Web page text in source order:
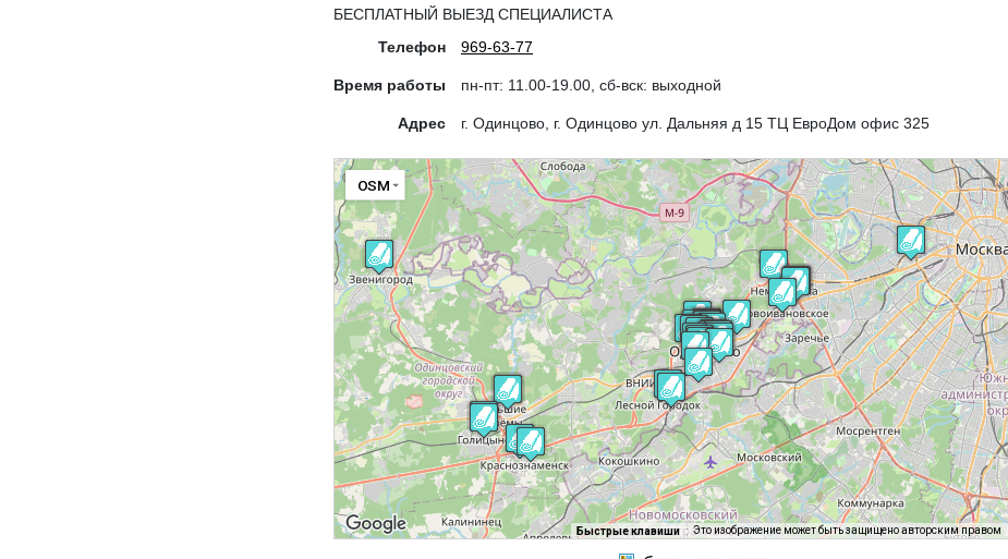
БЕСПЛАТНЫЙ ВЫЕЗД СПЕЦИАЛИСТА
Телефон
969-63-77
Время работы пн-пт: 11.00-19.00, сб-вск: выходной
Адрес г. Одинцово, г. Одинцово ул. Дальняя д 15 ТЦ ЕвроДом офис 325
OSM
Быстрые клавиши Это изображение может быть защищено авторским правом